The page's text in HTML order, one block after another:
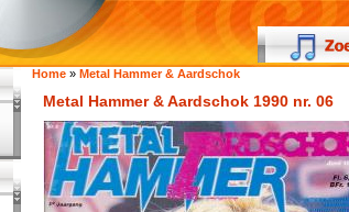
Home » Metal Hammer & Aardschok
Metal Hammer & Aardschok 1990 nr. 06